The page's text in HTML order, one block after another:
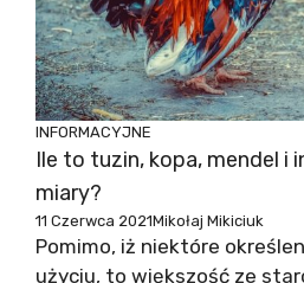
INFORMACYJNE
Ile to tuzin, kopa, mendel i
miary?
11 Czerwca 2021Mikołaj Mikiciuk
Pomimo, iż niektóre
użyciu, to większość ze